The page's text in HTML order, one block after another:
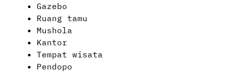
Gazebo
Ruang tamu
Mushola
Kantor
Tempat wisata
Pendopo